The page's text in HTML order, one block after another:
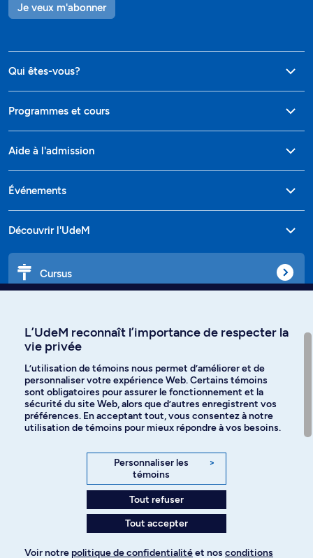
Je veux m'abonner
Qui êtes-vous?
Programmes et cours
Aide à l'admission
Événements
Découvrir l'UdeM
Cursus
Langues
Facebook Instagram
YouTube
Politique de confidentialité
L’UdeM reconnaît l’importance de respecter la
vie privée
L’utilisation de témoins nous permet d’améliorer et de
personnaliser votre expérience Web. Certains témoins
sont obligatoires pour assurer le fonctionnement et la
sécurité du site Web, alors que d’autres enregistrent vos
préférences. En acceptant tout, vous consentez à notre
utilisation de témoins pour mieux répondre à vos besoins.
Personnaliser les
témoins
>
Tout refuser
Tout accepter
Voir notre politique de confidentialitéet nos conditions